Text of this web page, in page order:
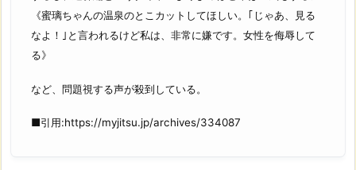
《蜜璃ちゃんの温泉のとこカットしてほしい。｢じゃあ、見る
なよ！｣と言われるけど私は、非常に嫌です。女性を侮辱して
る》
など、問題視する声が殺到している。
■引用:https://myjitsu.jp/archives/334087